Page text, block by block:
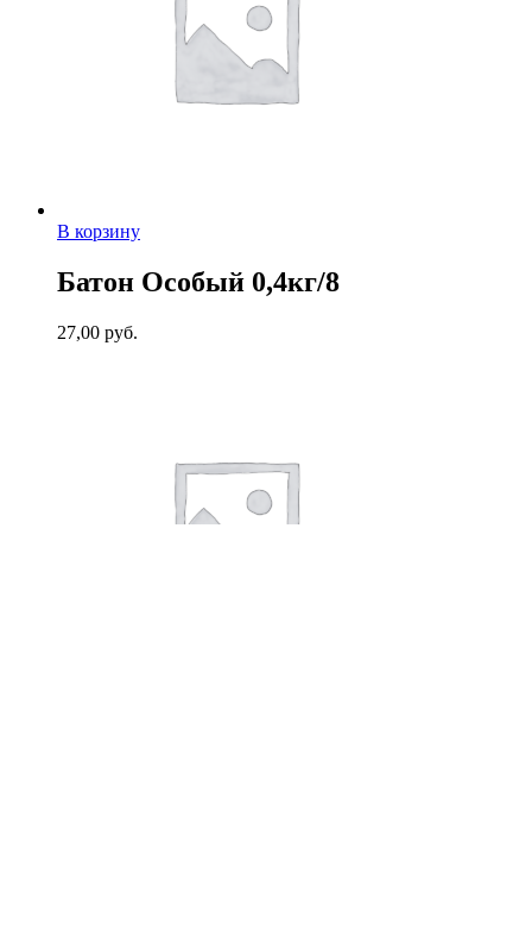
В корзину
Батон Особый 0,4кг/8
27,00 руб.